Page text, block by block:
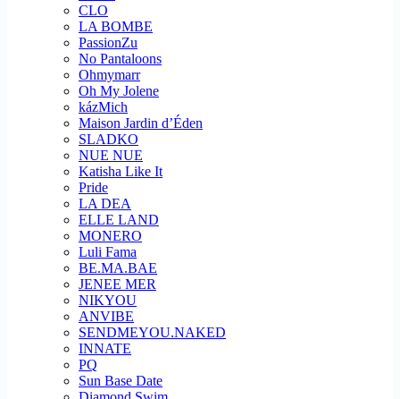
CLO
LA BOMBE
PassionZu
No Pantaloons
Ohmymarr
Oh My Jolene
kázMich
Maison Jardin d’Éden
SLADKO
NUE NUE
Katisha Like It
Pride
LA DEA
ELLE LAND
MONERO
Luli Fama
BE.MA.BAE
JENEE MER
NIKYOU
ANVIBE
SENDMEYOU.NAKED
INNATE
PQ
Sun Base Date